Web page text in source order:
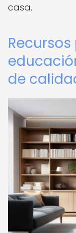
casa.
de